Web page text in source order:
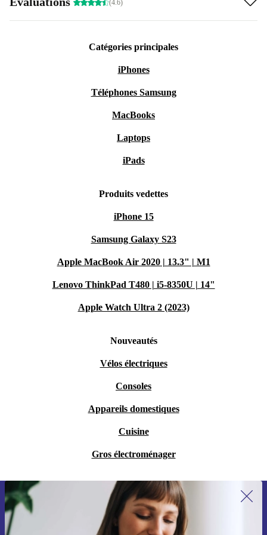
(4.6)
Catégories principales
iPhones
Téléphones Samsung
MacBooks
Laptops
iPads
Produits vedettes
iPhone 15
Samsung Galaxy S23
Apple MacBook Air 2020 | 13.3" | M1
Lenovo ThinkPad T480 | i5-8350U | 14"
Apple Watch Ultra 2 (2023)
Nouveautés
Vélos électriques
Consoles
Appareils domestiques
Cuisine
Gros électroménager
Recevoir offres et infos de refurbed
par mail